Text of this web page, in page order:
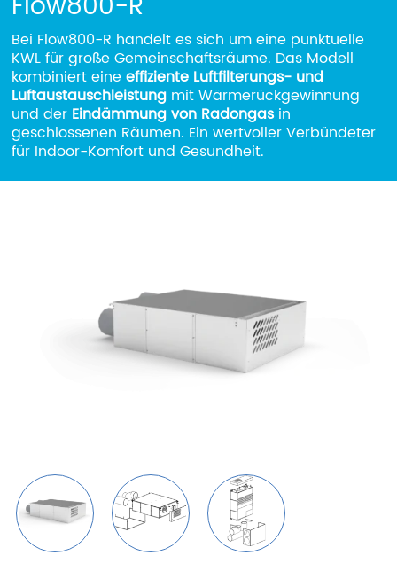
Beschränktes Gebiet
Bei Flow800-R handelt es sich um eine punktuelle
KWL für große Gemeinschaftsräume. Das Modell
kombiniert eineeffiziente Luftfilterungs- und
Luftaustauschleistung mit Wärmerückgewinnung
und der Eindämmung von Radongasin
geschlossenen Räumen. Ein wertvoller Verbündeter
für Indoor-Komfort und Gesundheit.